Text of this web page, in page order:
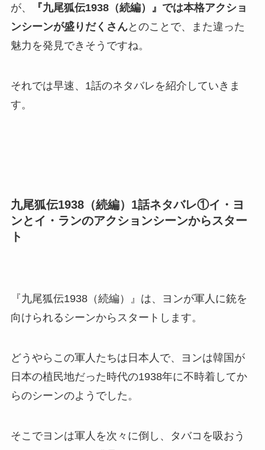
が、
『九尾狐伝1938（続編）』では本格アクショ
ンシーンが盛りだくさんとのことで、また違った
魅力を発見できそうですね。
それでは早速、1話のネタバレを紹介していきま
す。
九尾狐伝1938（続編）1話ネタバレ①イ・ヨ
ンとイ・ランのアクションシーンからスター
ト
『九尾狐伝1938（続編）』は、
ヨンが軍人に銃を
向けられるシーンからスタート します。
どうやらこの軍人たちは日本人で、ヨンは韓国が
日本の植民地だった時代の1938年に不時着してか
らのシーンのようでした。
そこでヨンは軍人を次々に倒し、タバコを吸おう